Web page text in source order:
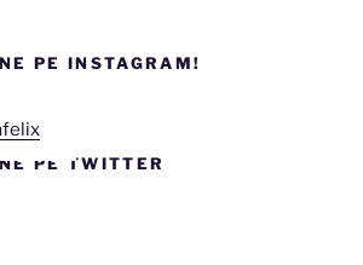
PE INSTAGRAM!
PE TWITTER